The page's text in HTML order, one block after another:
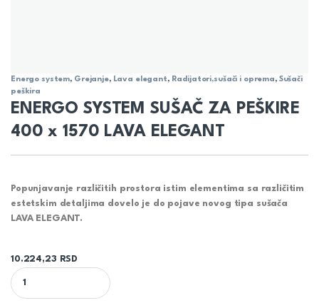
Energo system, Grejanje, Lava elegant, Radijatori,sušači i oprema, Sušači
peškira
ENERGO SYSTEM SUŠAČ ZA PEŠKIRE
400 x 1570 LAVA ELEGANT
Popunjavanje različitih prostora istim elementima sa različitim
estetskim detaljima dovelo je do pojave novog tipa sušača
LAVA ELEGANT.
10.224,23
RSD
ENERGO SYSTEM SUŠAČ ZA PEŠKIRE 400 x 1570 LAVA ELEGANT